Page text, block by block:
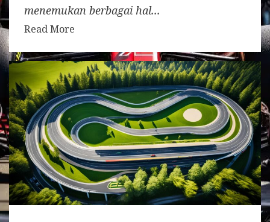
menemukan berbagai hal...
Read More